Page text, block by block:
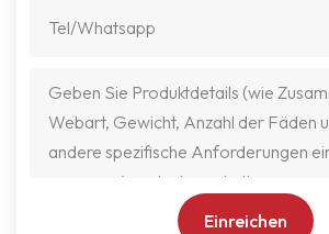
Einreichen